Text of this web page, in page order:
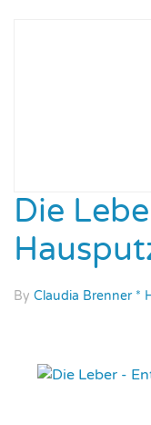
Die
By Claudia Brenner *